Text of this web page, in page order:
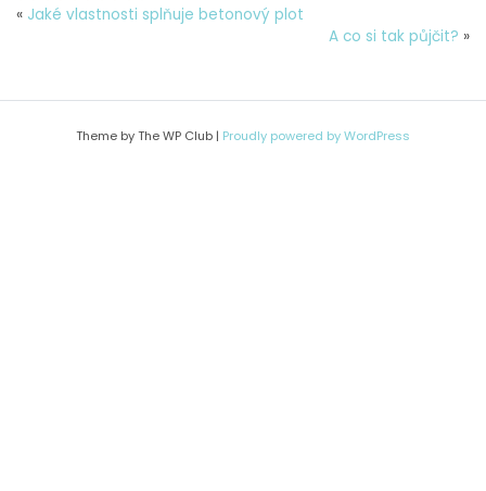
« Jaké vlastnosti splňuje betonový plot
A co si tak půjčit? »
Theme by The WP Club | Proudly powered by WordPress